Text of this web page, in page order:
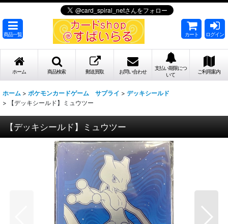
商品一覧 カート ログイン
ホーム 商品検索 郵送買取 お問い合わせ
支払い期限につ
いて
ご利用案内
ホーム > ポケモンカードゲーム サプライ > デッキシールド
>
【デッキシールド】ミュウツー
【デッキシールド】ミュウツー